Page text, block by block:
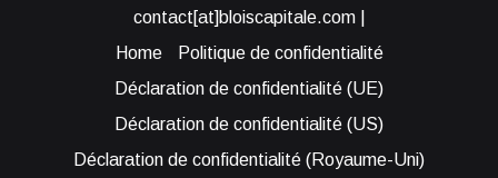
contact[at]bloiscapitale.com |
Home
Politique de confidentialité
Déclaration de confidentialité (UE)
Déclaration de confidentialité (US)
Déclaration de confidentialité (Royaume-Uni)